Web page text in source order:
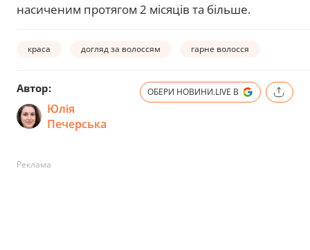
насиченим протягом 2 місяців та більше.
краса догляд за волоссям гарне волосся
Автор:
Юлія
Печерська
ОБЕРИ НОВИНИ.LIVE В
Реклама